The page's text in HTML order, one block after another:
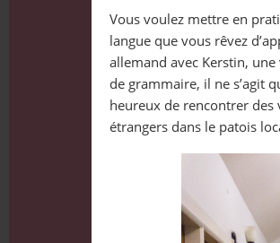
Vous voulez mettre en
langue que vous rêvez
allemand avec Kerstin,
de grammaire, il ne s’agit
heureux de rencontrer des
étrangers dans le patois